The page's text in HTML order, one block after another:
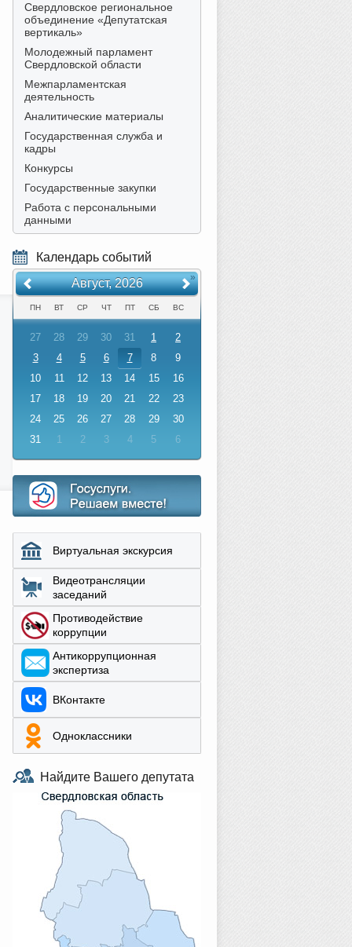
Свердловское региональное
объединение «Депутатская
вертикаль»
Молодежный парламент
Свердловской области
Межпарламентская
деятельность
Аналитические материалы
Государственная служба и
кадры
Конкурсы
Государственные закупки
Работа с персональными
данными
Календарь событий
Август, 2026 »
ПН ВТ СР ЧТ ПТ СБ ВС
27 28 29 30 31 1
2
3
4 5 6 7 8
9
10
11 12 13 14 15
16
17
18 19 20 21 22
23
24
25 26 27 28 29
30
31
1 2 3 4 5 6
Виртуальная экскурсия
Видеотрансляции
заседаний
Противодействие
коррупции
Aнтикоррупционная
экспертиза
ВКонтакте
Одноклассники
Найдите Вашего депутата